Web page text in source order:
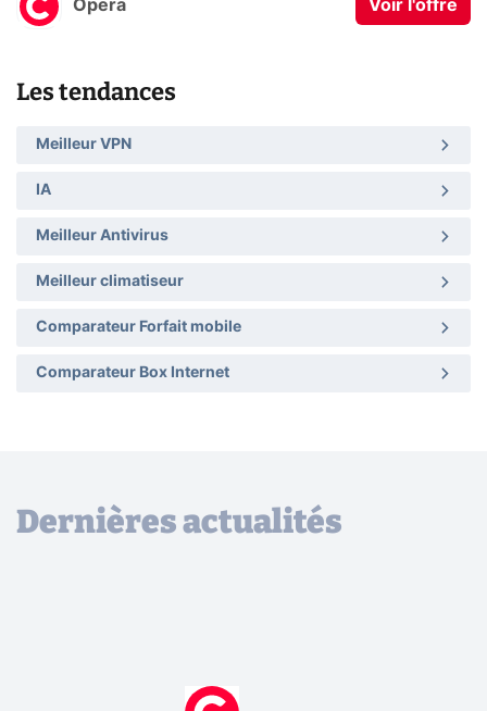
Opera Voir l'offre
Les tendances
Meilleur VPN
IA
Meilleur Antivirus
Meilleur climatiseur
Comparateur Forfait mobile
Comparateur Box Internet
Dernières actualités